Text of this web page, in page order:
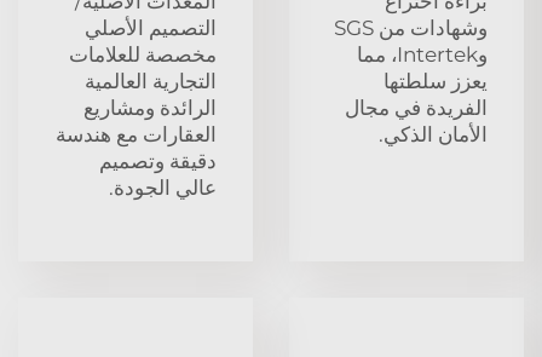
وشهادات من SGS
وIntertek، مما
يعزز سلطتها
الفريدة في مجال
الأمان الذكي.
التصميم الأصلي
مخصصة للعلامات
التجارية العالمية
الرائدة ومشاريع
العقارات مع هندسة
دقيقة وتصميم
عالي الجودة.